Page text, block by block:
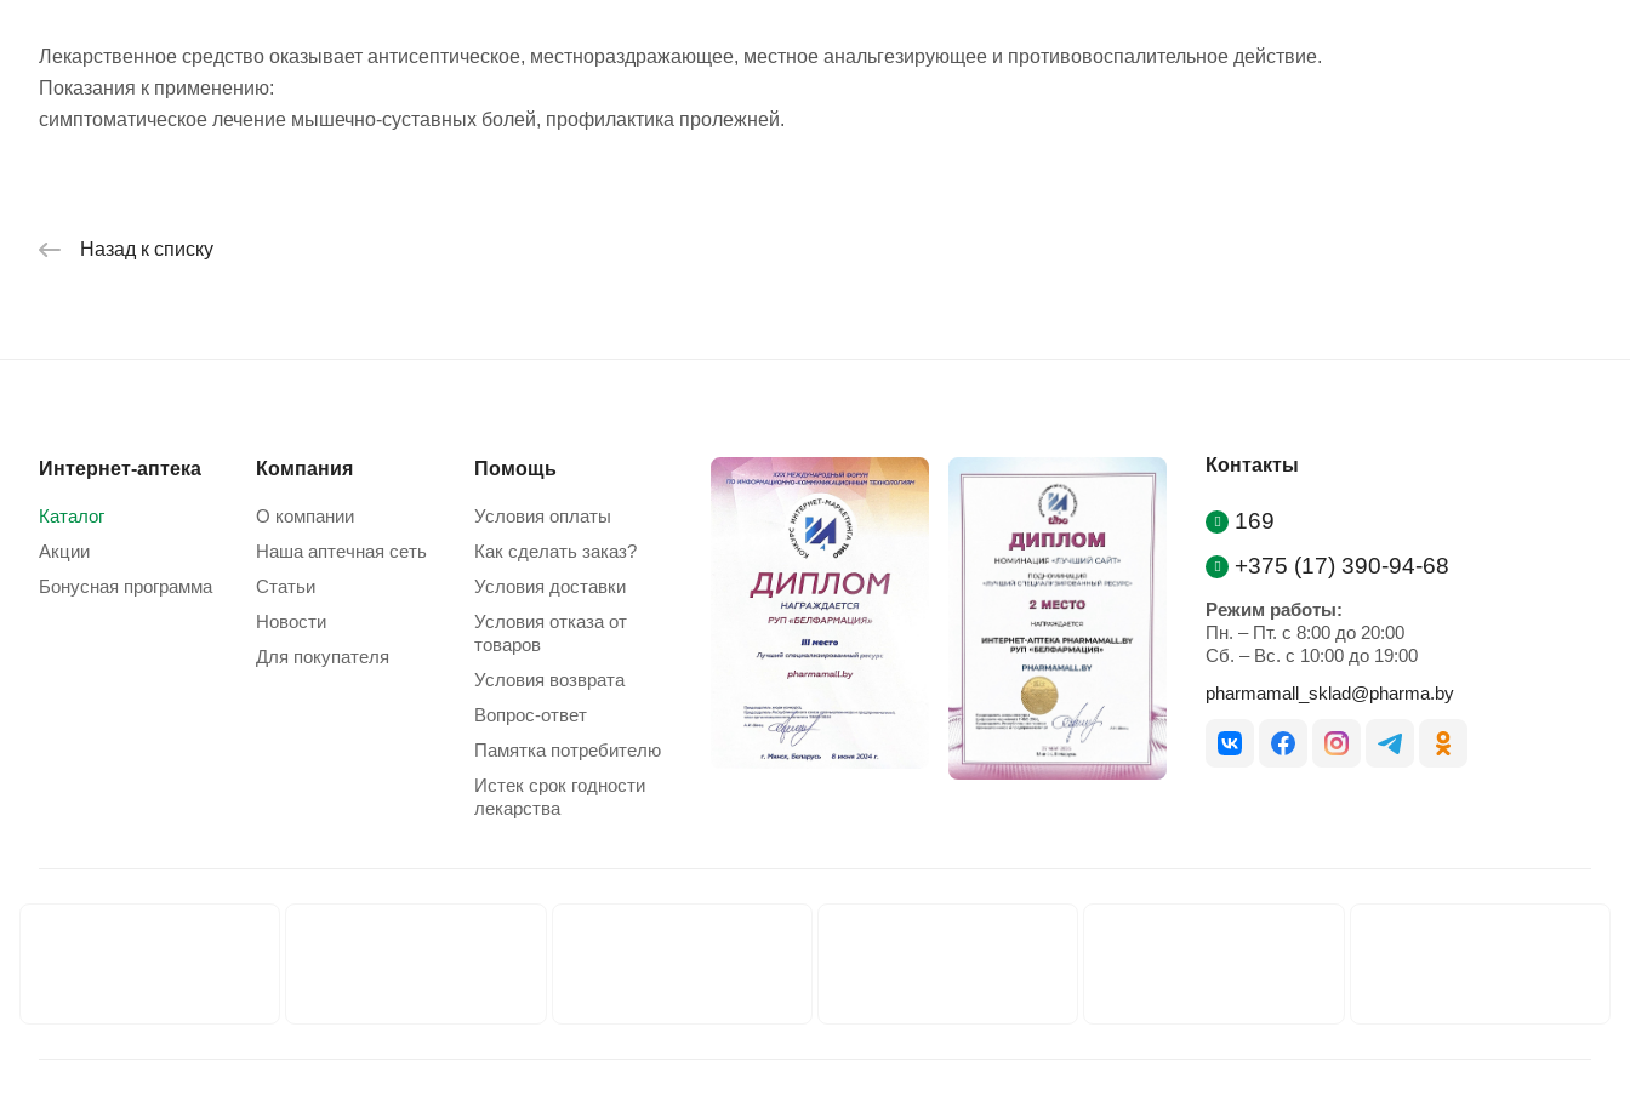
Лекарственное средство оказывает антисептическое, местнораздражающее, местное анальгезирующее и противовоспалительное действие.
Показания к применению:
симптоматическое лечение мышечно-суставных болей, профилактика пролежней.
Назад к списку
Интернет-аптека
Каталог
Акции
Бонусная программа
Компания
О компании
Наша аптечная сеть
Статьи
Новости
Для покупателя
Помощь
Условия оплаты
Как сделать заказ?
Условия доставки
Условия отказа от
товаров
Условия возврата
Вопрос-ответ
Памятка потребителю
Истек срок годности
лекарства
Контакты
169
+375 (17) 390-94-68
Режим работы:
Пн. – Пт. с 8:00 до 20:00
Cб. – Вс. с 10:00 до 19:00
pharmamall_sklad@pharma.by